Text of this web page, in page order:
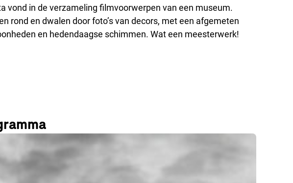
vond in de verzameling filmvoorwerpen van een museum.
rond en dwalen door foto’s van decors, met een afgemeten
en hedendaagse schimmen. Wat een meesterwerk!